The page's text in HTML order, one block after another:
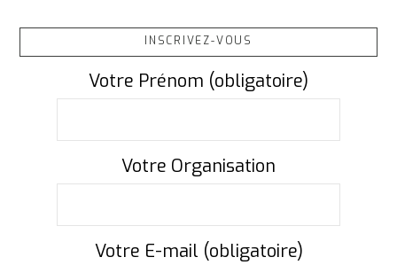
INSCRIVEZ-VOUS
Votre Prénom (obligatoire)
Votre Organisation
Votre E-mail (obligatoire)